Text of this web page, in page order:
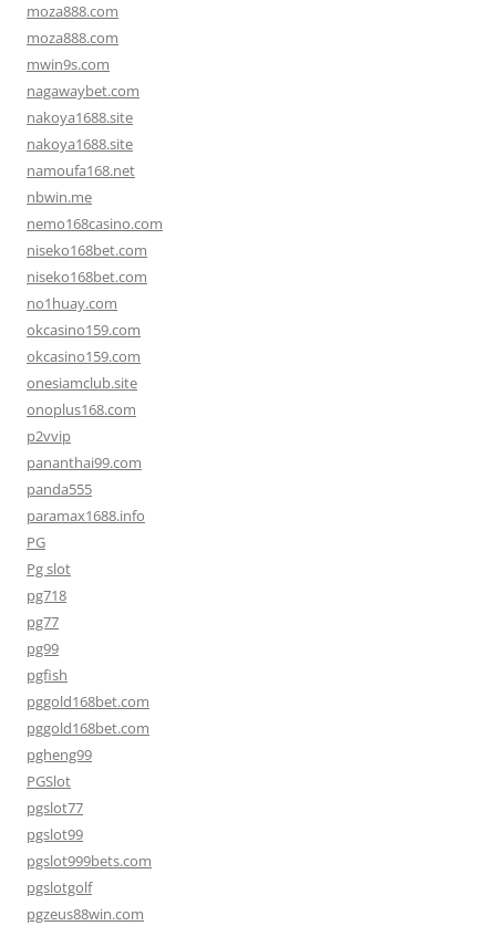
moza888.com
moza888.com
mwin9s.com
nagawaybet.com
nakoya1688.site
nakoya1688.site
namoufa168.net
nbwin.me
nemo168casino.com
niseko168bet.com
niseko168bet.com
no1huay.com
okcasino159.com
okcasino159.com
onesiamclub.site
onoplus168.com
p2vvip
pananthai99.com
panda555
paramax1688.info
PG
Pg slot
pg718
pg77
pg99
pgfish
pggold168bet.com
pggold168bet.com
pgheng99
PGSlot
pgslot77
pgslot99
pgslot999bets.com
pgslotgolf
pgzeus88win.com